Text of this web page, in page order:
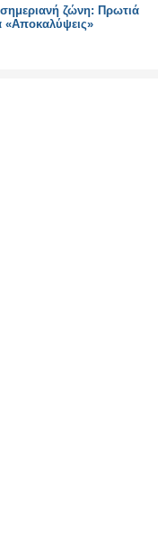
ζώνη: Πρωτιά
«Αποκαλύψεις»